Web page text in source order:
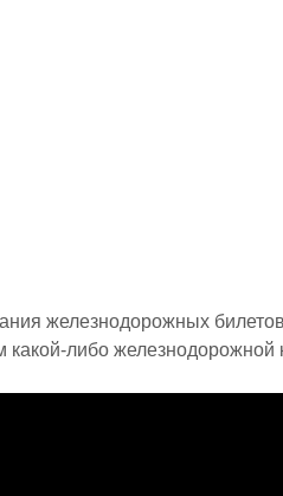
железнодорожных
либо